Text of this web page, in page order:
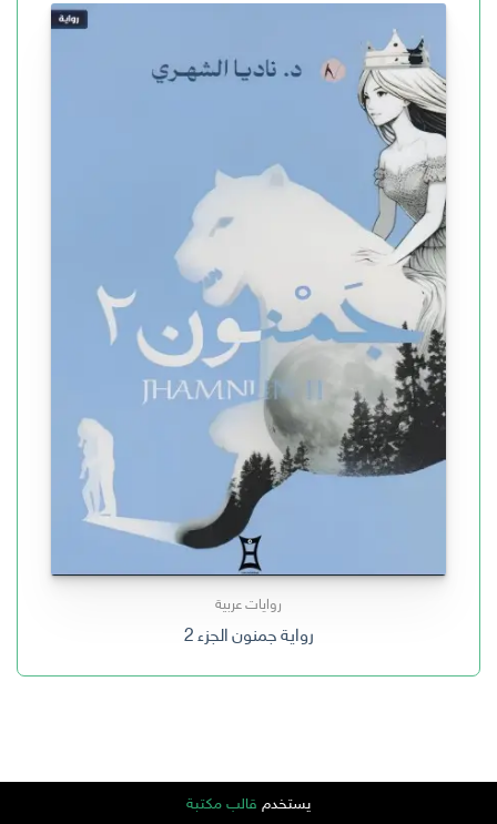
روايات عربية
رواية جمنون الجزء 2
يستخدم قالب مكتبة